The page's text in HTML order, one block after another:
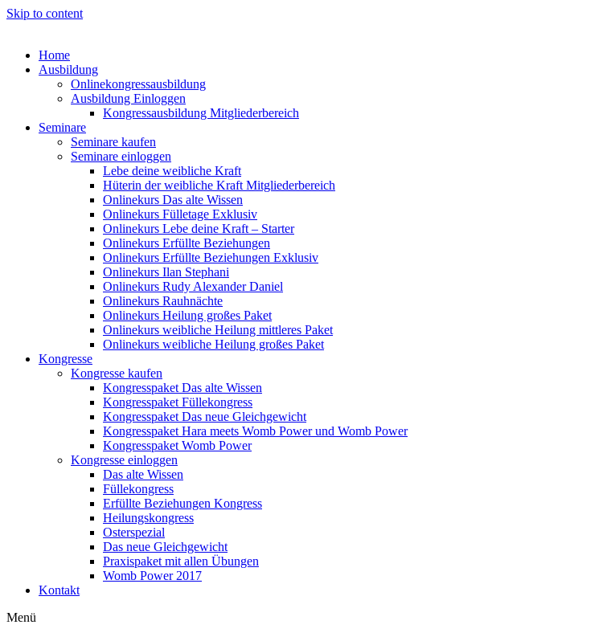
Skip to content
Home
Ausbildung
Onlinekongressausbildung
Ausbildung Einloggen
Kongressausbildung Mitgliederbereich
Seminare
Seminare kaufen
Seminare einloggen
Lebe deine weibliche Kraft
Hüterin der weibliche Kraft Mitgliederbereich
Onlinekurs Das alte Wissen
Onlinekurs Fülletage Exklusiv
Onlinekurs Lebe deine Kraft – Starter
Onlinekurs Erfüllte Beziehungen
Onlinekurs Erfüllte Beziehungen Exklusiv
Onlinekurs Ilan Stephani
Onlinekurs Rudy Alexander Daniel
Onlinekurs Rauhnächte
Onlinekurs Heilung großes Paket
Onlinekurs weibliche Heilung mittleres Paket
Onlinekurs weibliche Heilung großes Paket
Kongresse
Kongresse kaufen
Kongresspaket Das alte Wissen
Kongresspaket Füllekongress
Kongresspaket Das neue Gleichgewicht
Kongresspaket Hara meets Womb Power und Womb Power
Kongresspaket Womb Power
Kongresse einloggen
Das alte Wissen
Füllekongress
Erfüllte Beziehungen Kongress
Heilungskongress
Osterspezial
Das neue Gleichgewicht
Praxispaket mit allen Übungen
Womb Power 2017
Kontakt
Menü